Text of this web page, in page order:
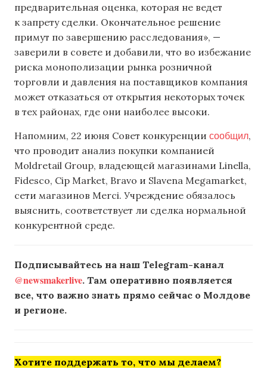
предварительная оценка, которая не ведет
к запрету сделки. Окончательное решение
примут по завершению расследования», —
заверили в совете и добавили, что во избежание
риска монополизации рынка розничной
торговли и давления на поставщиков компания
может отказаться от открытия некоторых точек
в тех районах, где они наиболее высоки.
Напомним, 22 июня Совет конкуренции сообщил,
что проводит анализ покупки компанией
Moldretail Group, владеющей магазинами Linella,
Fidesco, Cip Market, Bravo и Slavena Megamarket,
сети магазинов Merci. Учреждение обязалось
выяснить, соответствует ли сделка нормальной
конкурентной среде.
Подписывайтесь на наш Telegram-канал
@newsmakerlive. Там оперативно появляется
все, что важно знать прямо сейчас о Молдове
и регионе.
Хотите поддержать то, что мы делаем?